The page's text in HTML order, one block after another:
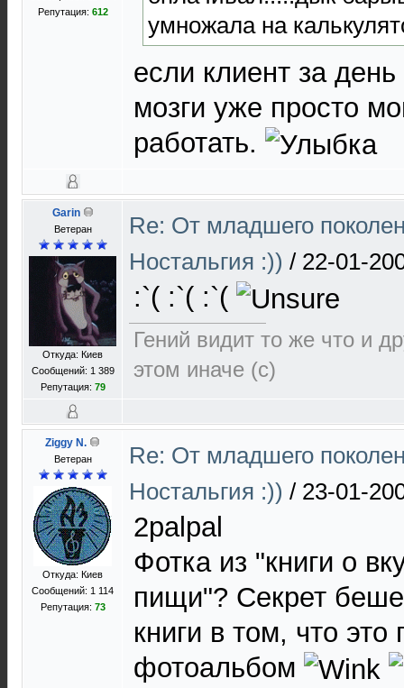
Репутация: 612
умножала на
если клиент за
мозги уже просто
работать.
Garin
Ветеран
Откуда: Киев
Сообщений: 1 389
Репутация: 79
Re: От младшего
Ностальгия :)) / 22-01-
:`( :`( :`(
Гений видит то же что и
этом иначе (с)
Ziggy N.
Ветеран
Откуда: Киев
Сообщений: 1 114
Репутация: 73
Re: От младшего
Ностальгия :)) / 23-01-
2palpal
Фотка из "книги о
пищи"? Секрет
книги в том, что это
фотоальбом